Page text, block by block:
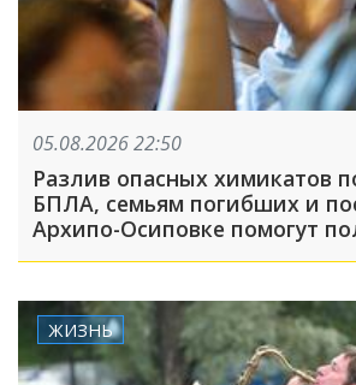
05.08.2026 22:50
Разлив опасных химикатов
БПЛА, семьям погибших и пострадавших в
Архипо-Осиповке помогут
выплаты: ТОП-5 за 5 августа
ЖИЗНЬ